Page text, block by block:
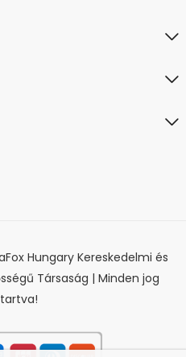
Hungary Kereskedelmi és
Társaság | Minden jog